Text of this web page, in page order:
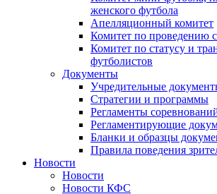
женского футбола
Апелляционный комитет
Комитет по проведению
Комитет по статусу и
футболистов
Документы
Учредительные
Стратегии и программы
Регламенты
Регламентирующие
Бланки и образцы
Правила поведения
Новости
Новости
Новости КФС